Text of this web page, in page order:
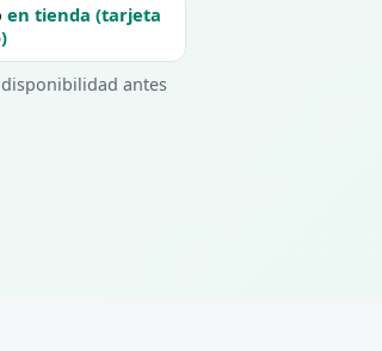
en tienda (tarjeta
antes